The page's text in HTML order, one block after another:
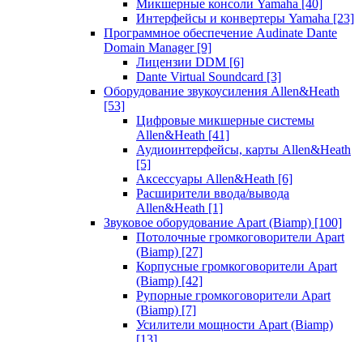
Микшерные консоли Yamaha [40]
Интерфейсы и конвертеры Yamaha [23]
Программное обеспечение Audinate Dante
Domain Manager [9]
Лицензии DDM [6]
Dante Virtual Soundcard [3]
Оборудование звукоусиления Allen&Heath
[53]
Цифровые микшерные системы
Allen&Heath [41]
Аудиоинтерфейсы, карты Allen&Heath
[5]
Аксессуары Allen&Heath [6]
Расширители ввода/вывода
Allen&Heath [1]
Звуковое оборудование Apart (Biamp) [100]
Потолочные громкоговорители Apart
(Biamp) [27]
Корпусные громкоговорители Apart
(Biamp) [42]
Рупорные громкоговорители Apart
(Biamp) [7]
Усилители мощности Apart (Biamp)
[13]